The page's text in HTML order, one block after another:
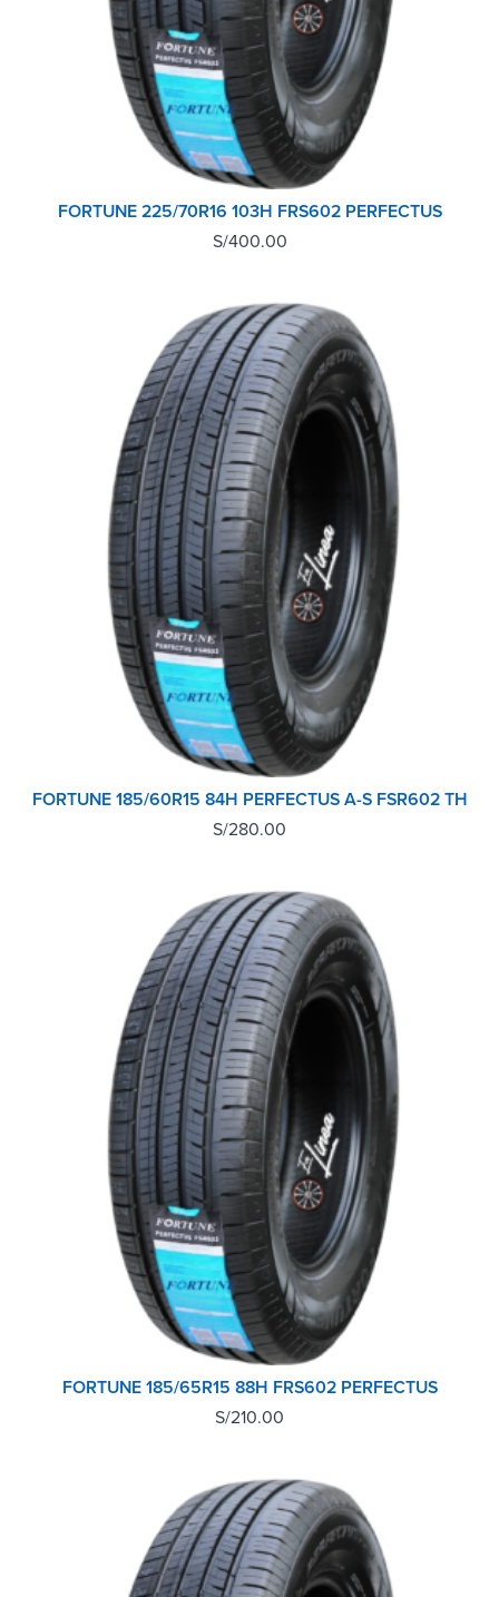
FORTUNE 225/70R16 103H FRS602 PERFECTUS
S/400.00
FORTUNE 185/60R15 84H PERFECTUS A-S FSR602 TH
S/280.00
FORTUNE 185/65R15 88H FRS602 PERFECTUS
S/210.00